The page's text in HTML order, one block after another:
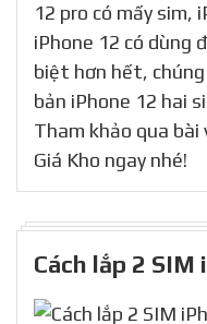
12 pro có mấy sim,
iPhone 12 có dùng
biệt hơn hết,
bản iPhone 12 hai
Tham khảo qua
Giá Kho ngay nhé!
Cách lắp 2